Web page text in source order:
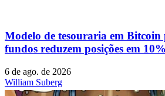
Modelo de tesouraria em Bitcoin
fundos reduzem posições em 10%
6 de ago. de 2026
William Suberg